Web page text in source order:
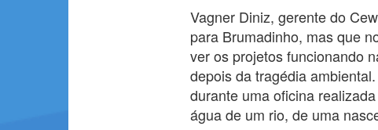
Vagner Diniz, gerente do
para Brumadinho, mas que
ver os projetos funcionando
depois da tragédia
durante uma oficina
água de um rio, de uma